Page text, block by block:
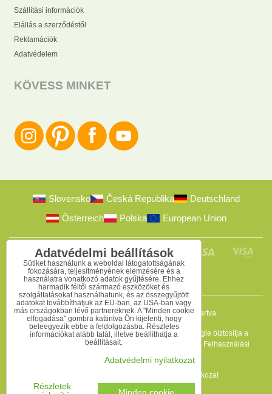
Szállítási információk
Elállás a szerződéstől
Reklamációk
Adatvédelem
KÖVESS MINKET
Slovensko Česká Republika
Deutschland
Österreich
Polska European Union
2009-2026 © Bomba s.r.o. Minden jog fenntartva
Ez az oldal reCAPTCHA programmal védett, és a Google biztosítja a
védelmet. Érvényesek azAdatvédelmi szabályzat
Felhasználási
Adatvédelmi nyilatkozat
Felhasználási feltételek
Adatvédelmi beállítások
Sütiket használunk a weboldal látogatottságának
fokozására, teljesítményének elemzésére és a
használatra vonatkozó adatok gyűjtésére. Ehhez
harmadik féltől származó eszközöket és
szolgáltatásokat használhatunk, és az összegyűjtött
adatokat továbbíthatjuk az EU-ban, az USA-ban vagy
más országokban lévő partnereknek. A "Minden cookie
elfogadása" gombra kattintva Ön kijelenti, hogy
beleegyezik ebbe a feldolgozásba. Részletes
információkat alább talál, illetve beállíthatja a
beállításait.
Adatvédelmi nyilatkozat
Részletek